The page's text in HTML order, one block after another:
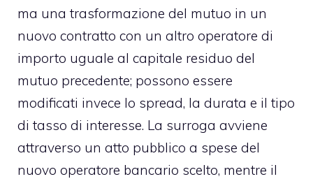
ma una trasformazione del mutuo in un
nuovo contratto con un altro operatore di
importo uguale al capitale residuo del
mutuo precedente; possono essere
modificati invece lo spread, la durata e il tipo
di tasso di interesse. La surroga avviene
attraverso un atto pubblico a spese del
nuovo operatore bancario scelto, mentre il